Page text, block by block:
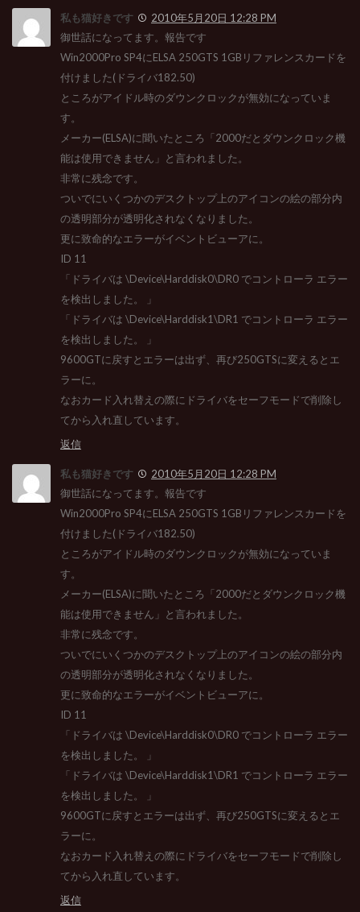
私も猫好きです
2010年5月20日 12:28 PM
御世話になってます。報告です
Win2000Pro SP4にELSA 250GTS 1GBリファレンスカードを
付けました(ドライバ182.50)
ところがアイドル時のダウンクロックが無効になっていま
す。
メーカー(ELSA)に聞いたところ「2000だとダウンクロック機
能は使用できません」と言われました。
非常に残念です。
ついでにいくつかのデスクトップ上のアイコンの絵の部分内
の透明部分が透明化されなくなりました。
更に致命的なエラーがイベントビューアに。
ID 11
「ドライバは \Device\Harddisk0\DR0 でコントローラ エラー
を検出しました。 」
「ドライバは \Device\Harddisk1\DR1 でコントローラ エラー
を検出しました。 」
9600GTに戻すとエラーは出ず、再び250GTSに変えるとエ
ラーに。
なおカード入れ替えの際にドライバをセーフモードで削除し
てから入れ直しています。
返信
私も猫好きです
2010年5月20日 12:28 PM
御世話になってます。報告です
Win2000Pro SP4にELSA 250GTS 1GBリファレンスカードを
付けました(ドライバ182.50)
ところがアイドル時のダウンクロックが無効になっていま
す。
メーカー(ELSA)に聞いたところ「2000だとダウンクロック機
能は使用できません」と言われました。
非常に残念です。
ついでにいくつかのデスクトップ上のアイコンの絵の部分内
の透明部分が透明化されなくなりました。
更に致命的なエラーがイベントビューアに。
ID 11
「ドライバは \Device\Harddisk0\DR0 でコントローラ エラー
を検出しました。 」
「ドライバは \Device\Harddisk1\DR1 でコントローラ エラー
を検出しました。 」
9600GTに戻すとエラーは出ず、再び250GTSに変えるとエ
ラーに。
なおカード入れ替えの際にドライバをセーフモードで削除し
てから入れ直しています。
返信